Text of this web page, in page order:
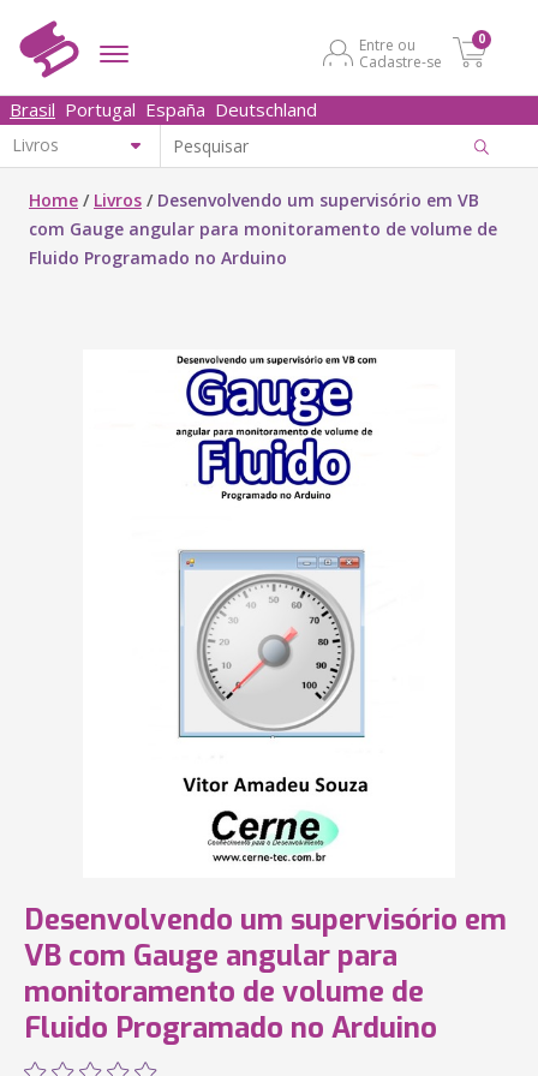
Entre ou
Cadastre-se
0
Brasil Portugal España Deutschland
Home / Livros / Desenvolvendo um supervisório em VB
com Gauge angular para monitoramento de volume de
Fluido Programado no Arduino
Desenvolvendo um supervisório em
VB com Gauge angular para
monitoramento de volume de
Fluido Programado no Arduino